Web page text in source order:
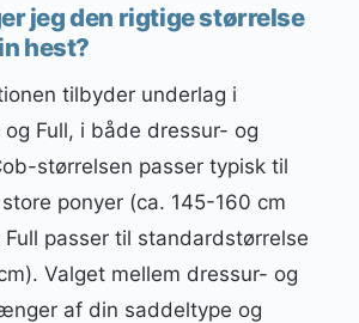
jeg den rigtige størrelse
hest?
tilbyder underlag i
Full, i både dressur- og
størrelsen passer typisk til
ponyer (ca. 145-160 cm
passer til standardstørrelse
Valget mellem dressur- og
af din saddeltype og